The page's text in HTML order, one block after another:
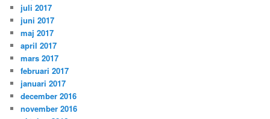
juli 2017
juni 2017
maj 2017
april 2017
mars 2017
februari 2017
januari 2017
december 2016
november 2016